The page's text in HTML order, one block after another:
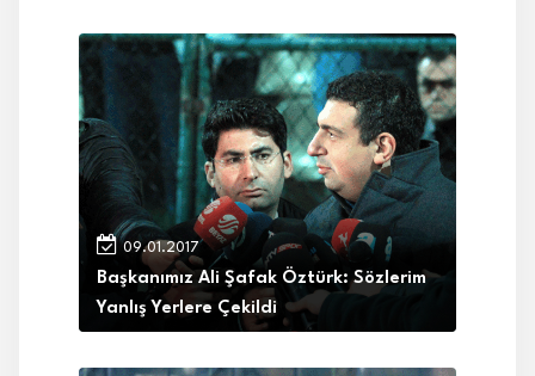
09.01.2017
Başkanımız Ali Şafak Öztürk: Sözlerim
Yanlış Yerlere Çekildi